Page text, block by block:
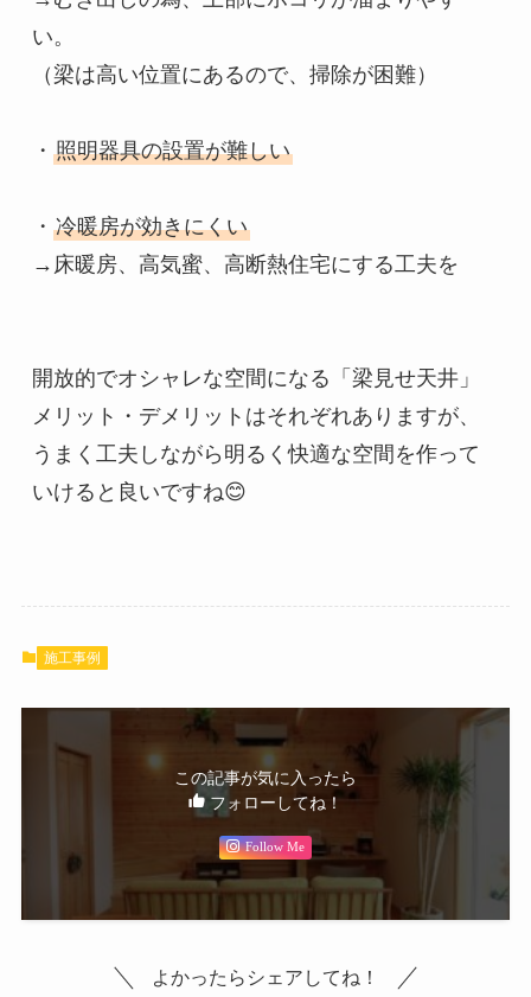
い。
（梁は高い位置にあるので、掃除が困難）
・ 照明器具の設置が難しい
・ 冷暖房が効きにくい
→床暖房、高気蜜、高断熱住宅にする工夫を
開放的でオシャレな空間になる「梁見せ天井」
メリット・デメリットはそれぞれありますが、
うまく工夫しながら明るく快適な空間を作って
いけると良いですね😊
施工事例
この記事が気に入ったら
フォローしてね！
Follow Me
よかったらシェアしてね！